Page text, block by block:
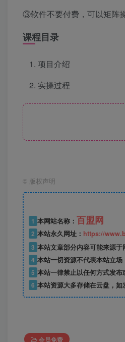
③软件不要付费，可以矩阵
课程目录
项目介绍
实操过程
© 版权声明
1 本网站名称： 百盟网
2 本站永久网址： https://
3 本站文章部分内容可能来源
4 本站一切资源不代表本站立场
5 本站一律禁止以任何方式发
6 本站资源大多存储在云盘，如
会员免费